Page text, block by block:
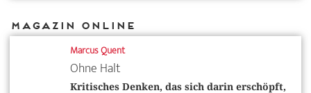
Magazin Online
Marcus Quent
Ohne Halt
Kritisches Denken, das sich darin erschöpft,